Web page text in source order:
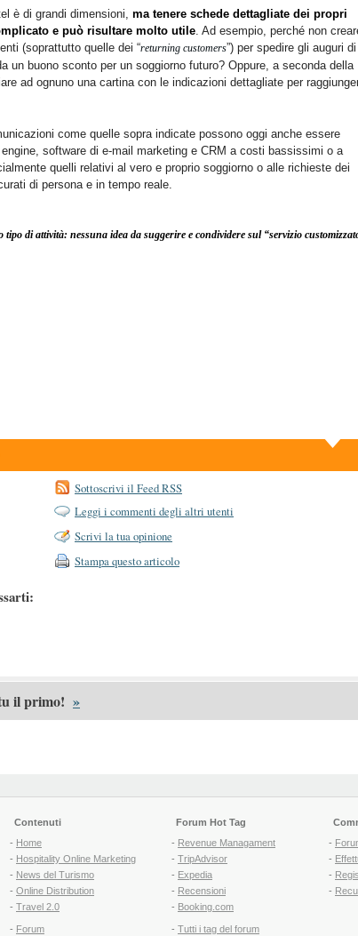
è di grandi dimensioni, ma tenere schede dettagliate dei propri
e può risultare molto utile. Ad esempio, perché non
(soprattutto quelle dei “returning customers”) per spedire gli auguri di
un buono sconto per un soggiorno futuro? Oppure, a seconda della
ad ognuno una cartina con le indicazioni dettagliate per
come quelle sopra indicate possono oggi anche essere
software di e-mail marketing e CRM a costi bassissimi o a
quelli relativi al vero e proprio soggiorno o alle richieste dei
di persona e in tempo reale.
di attività: nessuna idea da suggerire e condividere sul “servizio
Sottoscrivi il Feed RSS
Leggi i commenti degli altri utenti
Scrivi la tua opinione
Stampa questo articolo
il primo! »
Contenuti
- Home
- Hospitality Online Marketing
- News del Turismo
- Online Distribution
- Travel 2.0
- Forum
Forum Hot Tag
- Revenue Managament
- TripAdvisor
- Expedia
- Recensioni
- Booking.com
- Tutti i tag del forum
-
-
-
-